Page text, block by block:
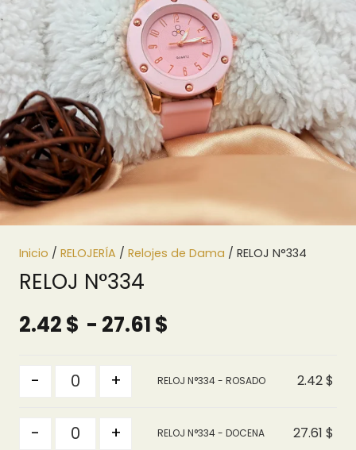
Inicio / RELOJERÍA / Relojes de Dama / RELOJ N°334
RELOJ N°334
2.42$ - 27.61$
desde
hasta
Quantity
- + RELOJ N°334 - ROSADO 2.42$
Quantity
- + RELOJ N°334 - DOCENA 27.61 $